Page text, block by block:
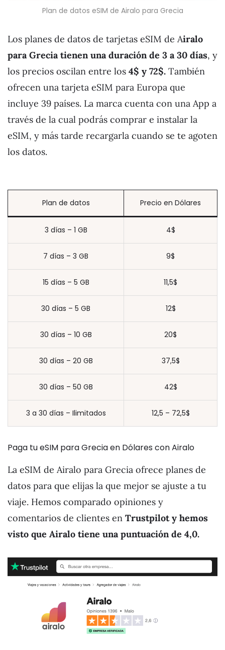
Plan de datos eSIM de Airalo para Grecia
Los planes de datos de tarjetas eSIM de Airalo
para Grecia tienen una duración de 3 a 30 días, y
los precios oscilan entre los 4$ y 72$. También
ofrecen una tarjeta eSIM para Europa que
incluye 39 países. La marca cuenta con una App a
través de la cual podrás comprar e instalar la
eSIM, y más tarde recargarla cuando se te agoten
los datos.
Plan de datos Precio en Dólares
3 días – 1 GB 4$
7 días – 3 GB 9$
15 días – 5 GB 11,5$
30 días – 5 GB 12$
30 días – 10 GB 20$
30 días – 20 GB 37,5$
30 días – 50 GB 42$
3 a 30 días – Ilimitados 12,5 – 72,5$
Paga tu eSIM para Grecia en Dólares con Airalo
La eSIM de Airalo para Grecia ofrece planes de
datos para que elijas la que mejor se ajuste a tu
viaje. Hemos comparado opiniones y
comentarios de clientes en Trustpilot y hemos
visto que Airalo tiene una puntuación de 4,0.